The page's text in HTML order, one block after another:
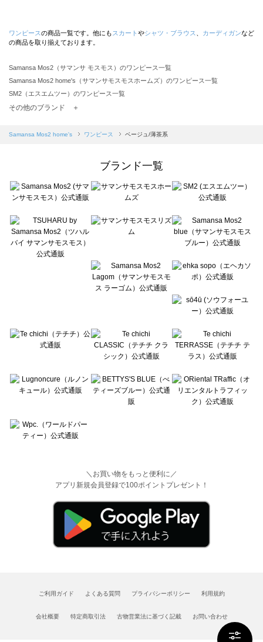
ワンピースの商品一覧です。他にも スカート やシャツ・ブラウス カーディガンなど
の商品を取り揃えております。
Samansa Mos2（サマンサ モスモス）のワンピース一覧
Samansa Mos2 home's（サマンサモスモスホームズ）のワンピース一覧
SM2（エスエムツー）のワンピース一覧
TSUHARU by Samansa Mos2（ツハルバイサマンサモスモス）のワンピース一覧
Samansa Mos2 blue（サマンサモスモス ブルー）のワンピース一覧
sō4ū（ソウフォーユー）のワンピース一覧
Te chichi（テチチ）のワンピース一覧
Te chichi CLASSIC（テチチ クラシック）のワンピース一覧
Lugnoncure（ルノンキュール）のワンピース一覧
BETTY'S BLUE（べティーズブルー）のワンピース一覧
Wpc.（ワールドパーティー）のワンピース一覧
その他のブランド ＋
Samansa Mos2 home's ワンピース ベージュ/薄茶系
ブランド一覧
＼お買い物をもっと便利に／
アプリ新規会員登録で100ポイントプレゼント！
ご利用ガイド よくある質問 プライバシーポリシー 利用規約
会社概要 特定商取引法 古物営業法に基づく記載 お問い合わせ